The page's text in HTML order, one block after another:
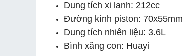
Dung tích xi lanh: 212cc
Đường kính piston: 70x55mm
Dung tích nhiên liệu: 3.6L
Bình xăng con: Huayi